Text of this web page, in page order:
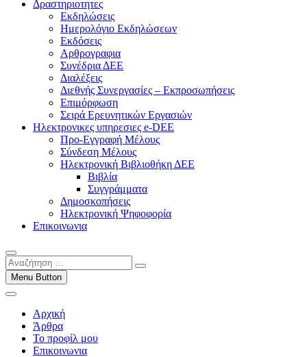
Δραστηριοτητες
Εκδηλώσεις
Ημερολόγιο Εκδηλώσεων
Εκδόσεις
Αρθρογραφια
Συνέδρια ΔΕΕ
Διαλέξεις
Διεθνής Συνεργασίες – Εκπροσωπήσεις
Επιμόρφωση
Σειρά Ερευνητικών Εργασιών
Ηλεκτρονικες υπηρεσιες e-DEE
Προ-Εγγραφή Μέλους
Σύνδεση Μέλους
Ηλεκτρονική Βιβλιοθήκη ΔΕΕ
Βιβλία
Συγγράμματα
Δημοσκοπήσεις
Ηλεκτρονική Ψηφοφορία
Επικοινωνια
Αναζήτηση
…Menu Button
Αρχική
Άρθρα
Το προφίλ μου
Επικοινωνια